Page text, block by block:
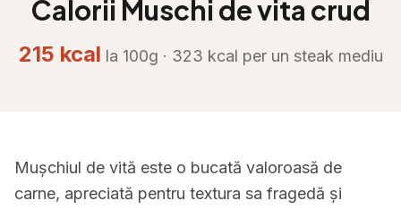
Calorii Muschi de vita crud
215 kcal la 100g · 323 kcal per un steak mediu
Mușchiul de vită este o bucată valoroasă de
carne, apreciată pentru textura sa fragedă și